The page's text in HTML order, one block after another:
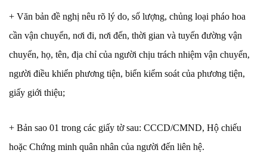
+ Văn bản đề nghị nêu rõ lý do, số lượng, chủng loại pháo hoa
cần vận chuyển, nơi đi, nơi đến, thời gian và tuyến đường vận
chuyển, họ, tên, địa chỉ của người chịu trách nhiệm vận chuyển,
người điều khiển phương tiện, biển kiểm soát của phương tiện,
giấy giới thiệu;
+ Bản sao 01 trong các giấy tờ sau: CCCD/CMND, Hộ chiếu
hoặc Chứng minh quân nhân của người đến liên hệ.